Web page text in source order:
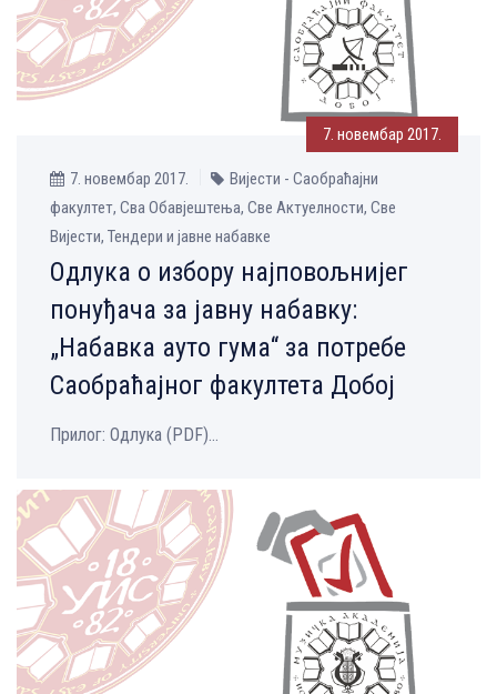
7. новембар 2017.
7. новембар 2017.
Вијести - Саобраћајни
факултет, Сва Обавјештења, Све Aктуелности, Све
Вијести, Тендери и јавне набавке
Одлука о избору најповољнијег
понуђача за јавну набавку:
„Набавка ауто гума“ за потребе
Саобраћајног факултета Добој
Прилог: Одлука (PDF)...